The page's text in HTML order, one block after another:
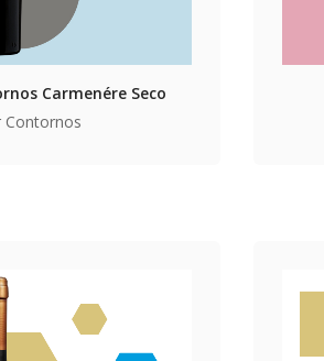
Carmenére Seco
Contornos